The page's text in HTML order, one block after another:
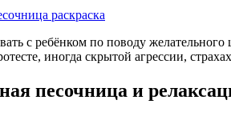
с ребёнком по поводу
иногда скрытой агрессии,
песочница и